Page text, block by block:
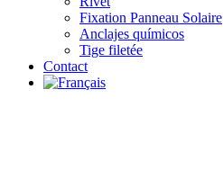
Fixation Panneau Solaire
Anclajes químicos
Tige filetée
Contact